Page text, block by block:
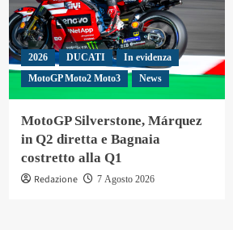
2026 DUCATI
In evidenza
MotoGP Moto2 Moto3
News
MotoGP Silverstone, Márquez
in Q2 diretta e Bagnaia
costretto alla Q1
Redazione 7 Agosto 2026